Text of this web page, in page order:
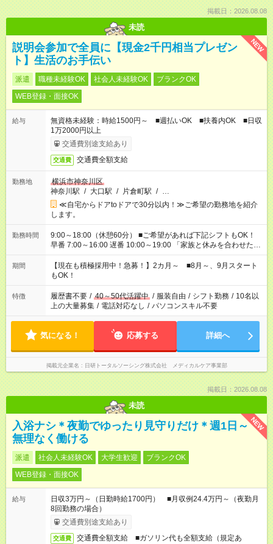
掲載日：2026.08.08
未読
NEW
説明会参加で全員に【現金2千円相当プレゼン
ト】生活のお手伝い
派遣 職種未経験OK 社会人未経験OK
ブランクOK
WEB登録・面接OK
給与
無資格未経験：時給1500円～ ■週払いOK ■扶養内OK ■日収
1万2000円以上
交通費別途支給あり
交通費 交通費全額支給
勤務地
横浜市神奈川区
神奈川駅 / 大口駅 / 片倉町駅 / …
≪自宅からドアtoドアで30分以内！≫ご希望の勤務地を紹介
します。
勤務時間
9:00～18:00（休憩60分） ■ご希望があれば下記シフトもOK！
早番 7:00～16:00 遅番 10:00～19:00 「家族と休みを合わせた
い」 「余裕を持って夕飯の準備がしたい」 「できれば残業はし
たくない」 など、ご希望を教えてくださいね。 ※Wワーク希望
の方へ 今ご覧のお仕事で希望する勤務時間と、もう1つのお仕事
の勤務時間。 合計で週40時間を超える場合は応募できません。
期間
【現在も積極採用中！急募！】2カ月～ ■8月～、9月スタート
もOK！
特徴 履歴書不要 / 40～50代活躍中 / 服装自由 / シフト勤務 / 10名以
上の大量募集 / 電話対応なし / パソコンスキル不要
気になる！ 応募する 詳細へ
掲載元企業名 日研トータルソーシング株式会社 メディカルケア事業部
掲載日：2026.08.08
未読
NEW
入浴ナシ＊夜勤でゆったり見守りだけ＊週1日～
無理なく働ける
派遣 社会人未経験OK 大学生歓迎
ブランクOK
WEB登録・面接OK
給与
日収3万円～（日勤時給1700円） ■月収例24.4万円～（夜勤月
8回勤務の場合）
交通費別途支給あり
交通費
交通費全額支給 ■ガソリン代も全額支給（規定あ